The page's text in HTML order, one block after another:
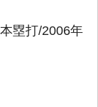
塁打/2006年